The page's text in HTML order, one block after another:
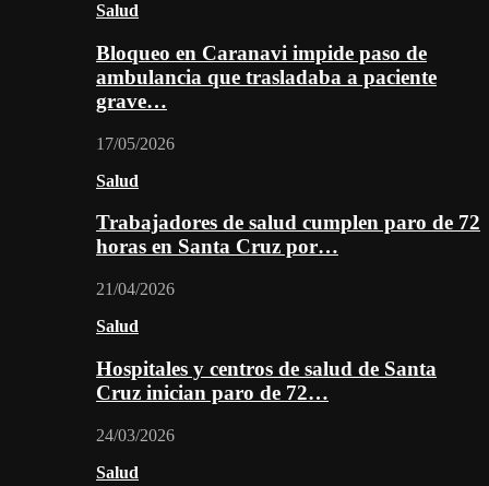
Salud
Bloqueo en Caranavi impide paso de
ambulancia que trasladaba a paciente
grave…
17/05/2026
Salud
Trabajadores de salud cumplen paro de 72
horas en Santa Cruz por…
21/04/2026
Salud
Hospitales y centros de salud de Santa
Cruz inician paro de 72…
24/03/2026
Salud